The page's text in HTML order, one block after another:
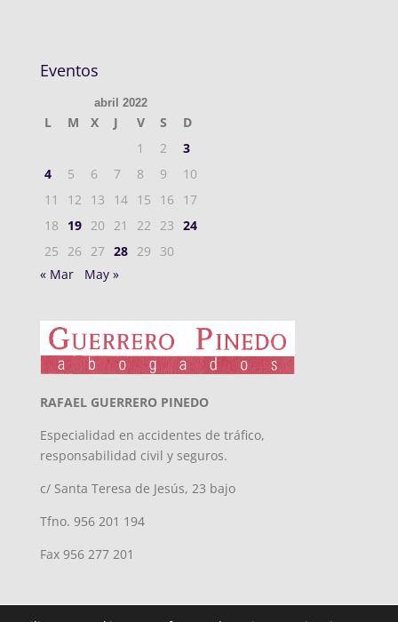
Eventos
abril 2022
L M X J V S
D
1
2
3
4
5 6 7 8 9
10
11
12 13 14 15 16
17
18
19 20 21 22 23 24
25
26 27 28 29
30
« Mar
May »
RAFAEL GUERRERO PINEDO
Especialidad en accidentes de tráfico,
responsabilidad civil y seguros.
c/ Santa Teresa de Jesús, 23 bajo
Tfno. 956 201 194
Fax 956 277 201